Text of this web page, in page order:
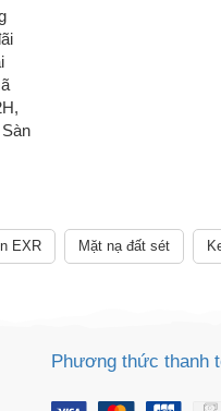
EXR Mặt nạ đất sét
Phương thức thanh